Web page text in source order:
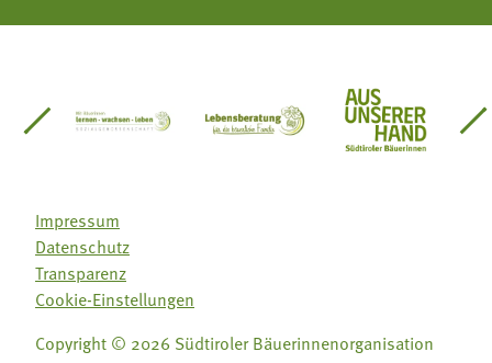
Südtirol
Gärtnervereinigung
Sozialgenossenschaft Mit Bäuerinnen lernen -
Lebensberatung für dieAus unserer
Impressum
Datenschutz
Transparenz
Cookie-Einstellungen
Copyright © 2026 Südtiroler Bäuerinnenorganisation